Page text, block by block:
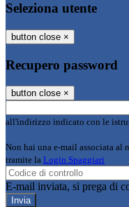
Seleziona utente
button close ×
Recupero password
button close ×
all'indirizzo indicato con le
Non hai una e-mail associata al
tramite la Login Spaggiari
E-mail inviata, si prega di